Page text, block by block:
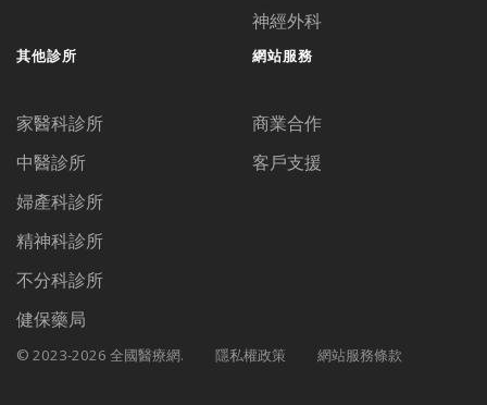
神經外科
其他診所
家醫科診所
中醫診所
婦產科診所
精神科診所
不分科診所
健保藥局
網站服務
商業合作
客戶支援
© 2023-2026 全國醫療網. 隱私權政策 網站服務條款